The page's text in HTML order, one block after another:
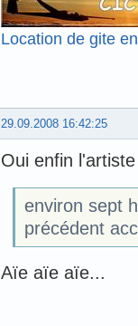
Location de gite
29.09.2008 16:42:25
Oui enfin
environ sept
précédent
Aïe aïe aïe...